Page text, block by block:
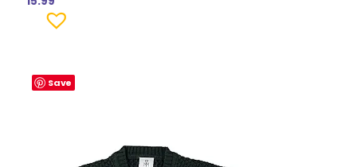
Save